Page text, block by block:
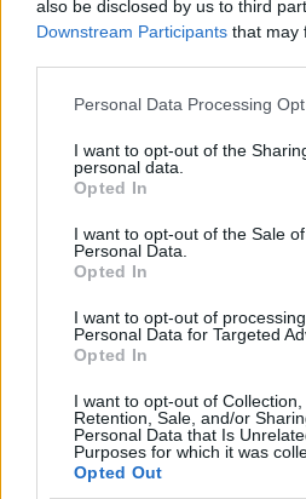
also be disclosed by us to third
Downstream Participants that may
Please note that this website/app
not limited to your visit or usage
grant or deny consent to Google
use your data for below specified
consent section.
Personal Data Processing
I want to opt-out of the
personal data.
Opted In
I want to opt-out of the Sale
Personal Data.
Opted In
I want to opt-out of
Personal Data for Targeted
Opted In
I want to opt-out of Collection,
Retention, Sale, and/or
Personal Data that Is
Purposes for which it was
Opted Out
kihűl. Pürésítsd.
tejszínhabot a barackkal, és végül
részt is.
Tálald kis tálkákban, néhány órára
8 adag lesz belőle.
Gordon Ramsay Just Desserts c.